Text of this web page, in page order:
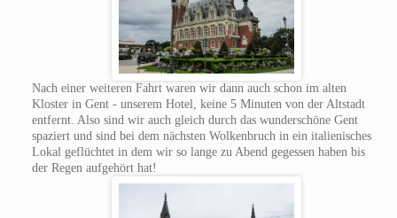
Nach einer weiteren Fahrt waren wir dann auch schon im alten
Kloster in Gent - unserem Hotel, keine 5 Minuten von der Altstadt
entfernt. Also sind wir auch gleich durch das wunderschöne Gent
spaziert und sind bei dem nächsten Wolkenbruch in ein italienisches
Lokal geflüchtet in dem wir so lange zu Abend gegessen haben bis
der Regen aufgehört hat!